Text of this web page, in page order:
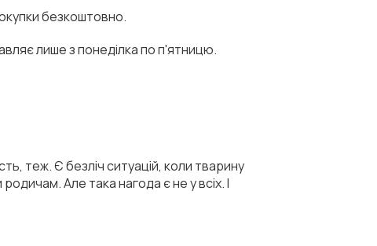
безкоштовно.
лише з понеділка по п'ятницю.
теж. Є безліч ситуацій, коли тварину
Але така нагода є не у всіх. І